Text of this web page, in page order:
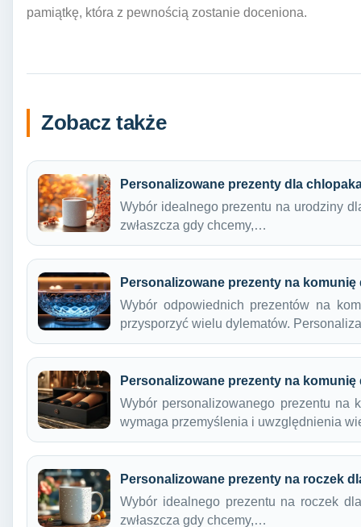
pamiątkę, która z pewnością zostanie doceniona.
Zobacz także
Personalizowane prezenty dla
Wybór idealnego prezentu na urodziny
zwłaszcza gdy chcemy,…
Personalizowane prezenty na komunię
Wybór odpowiednich prezentów na
przysporzyć wielu dylematów.
Personalizowane prezenty na
Wybór personalizowanego prezentu na
wymaga przemyślenia i uwzględnienia
Personalizowane prezenty na roczek
Wybór idealnego prezentu na roczek
zwłaszcza gdy chcemy,…